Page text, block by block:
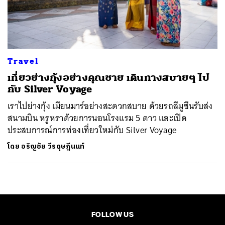
Travel
เที่ยวย่างกุ้งอย่างคุณชาย เดินทางสบายๆ ไป
กับ Silver Voyage
เราไปย่างกุ้ง เมียนมาร์อย่างสะดวกสบาย ด้วยรถลีมูซีนรับส่ง
สนามบิน หรูหราด้วยการนอนโรงแรม 5 ดาว และเปิด
ประสบการณ์การท่องเที่ยวใหม่กับ Silver Voyage
โดย อริญชัย วีรดุษฎีนนท์
FOLLOW US
ค้นหา
SHARE TWEET LINE EMAIL